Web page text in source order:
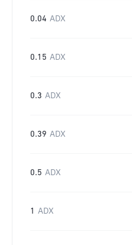
0.04 ADX
0.15 ADX
0.3 ADX
0.39 ADX
0.5 ADX
1 ADX